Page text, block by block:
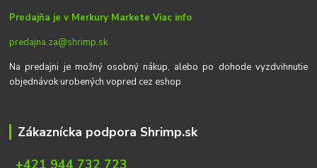
Predajňa je v Merkury MarketeViac info
predajna.za@shrimp.sk
Na predajni je možný osobný nákup, alebo po dohode vyzdvihnutie
objednávok urobených vopred cez eshop.
Zákaznícka podpora Shrimp.sk
+421 944 732 723